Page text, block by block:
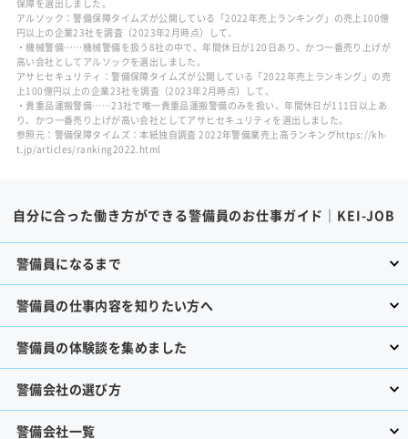
保障を選出しました。
アルソック：警備保障タイムズが公開している「2022年売上ランキング」の売上100億
円以上の企業23社を調査（2023年2月時点）して、
・機械警備……機械警備を扱う8社の中で、年間休日が120日あり、かつ一番売り上げが
高い会社としてアルソックを選出しました。
アサヒセキュリティ：警備保障タイムズが公開している「2022年売上ランキング」の売
上100億円以上の企業23社を調査（2023年2月時点）して、
・貴重品運搬警備……23社で唯一貴重品運搬警備のみを扱い、年間休日が111日以上あ
り、かつ一番売り上げが高い会社としてアサヒセキュリティを選出しました。
参照元：警備保障タイムズ：本紙独自調査 2022年警備業売上高ランキングhttps://kh-
t.jp/articles/ranking2022.html
自分に合った働き方ができる警備員のお仕事ガイド｜KEI-JOB
警備員になるまで
警備員の仕事内容を知りたい方へ
警備員の体験談を集めました
警備会社の選び方
警備会社一覧